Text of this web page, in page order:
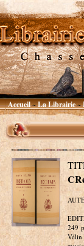
Accueil~La Librairie~
249